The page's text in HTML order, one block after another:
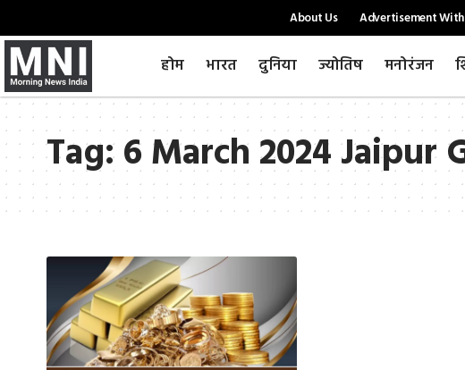
About Us Advertisement
होम भारत दुनिया ज्योतिष मनोरंजन
Tag:6 March 2024 Jaipur